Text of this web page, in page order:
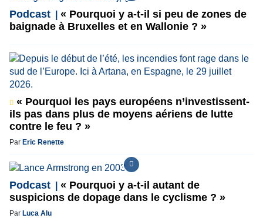
Podcast
« Pourquoi y a-t-il si peu de zones de
baignade à Bruxelles et en Wallonie ? »
« Pourquoi les pays européens n’investissent-
ils pas dans plus de moyens aériens de lutte
contre le feu ? »
Par Eric Renette
Podcast
« Pourquoi y a-t-il autant de
suspicions de dopage dans le cyclisme ? »
Par Luca Alu